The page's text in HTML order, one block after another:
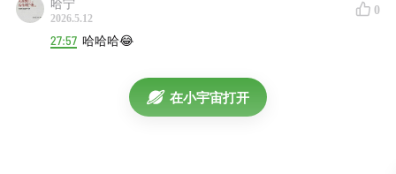
哈宁
2026.5.12
0
27:57 哈哈哈😂
在小宇宙打开